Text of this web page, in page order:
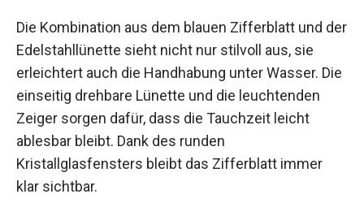
Die Kombination aus dem blauen Zifferblatt und der
Edelstahllünette sieht nicht nur stilvoll aus, sie
erleichtert auch die Handhabung unter Wasser. Die
einseitig drehbare Lünette und die leuchtenden
Zeiger sorgen dafür, dass die Tauchzeit leicht
ablesbar bleibt. Dank des runden
Kristallglasfensters bleibt das Zifferblatt immer
klar sichtbar.